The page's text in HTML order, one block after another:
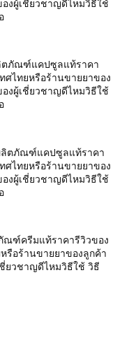
องผู้เชี่ยวชาญดีไหมวิธีใช้
ตภัณฑ์แคปซูลแท้ราคา
ศไทยหรือร้านขายยาของ
องผู้เชี่ยวชาญดีไหมวิธีใช้
ลิตภัณฑ์แคปซูลแท้ราคา
ศไทยหรือร้านขายยาของ
องผู้เชี่ยวชาญดีไหมวิธีใช้
ณฑ์ครีมแท้ราคารีวิวของ
รือร้านขายยาของลูกค้า
ชี่ยวชาญดีไหมวิธีใช้ วิธี